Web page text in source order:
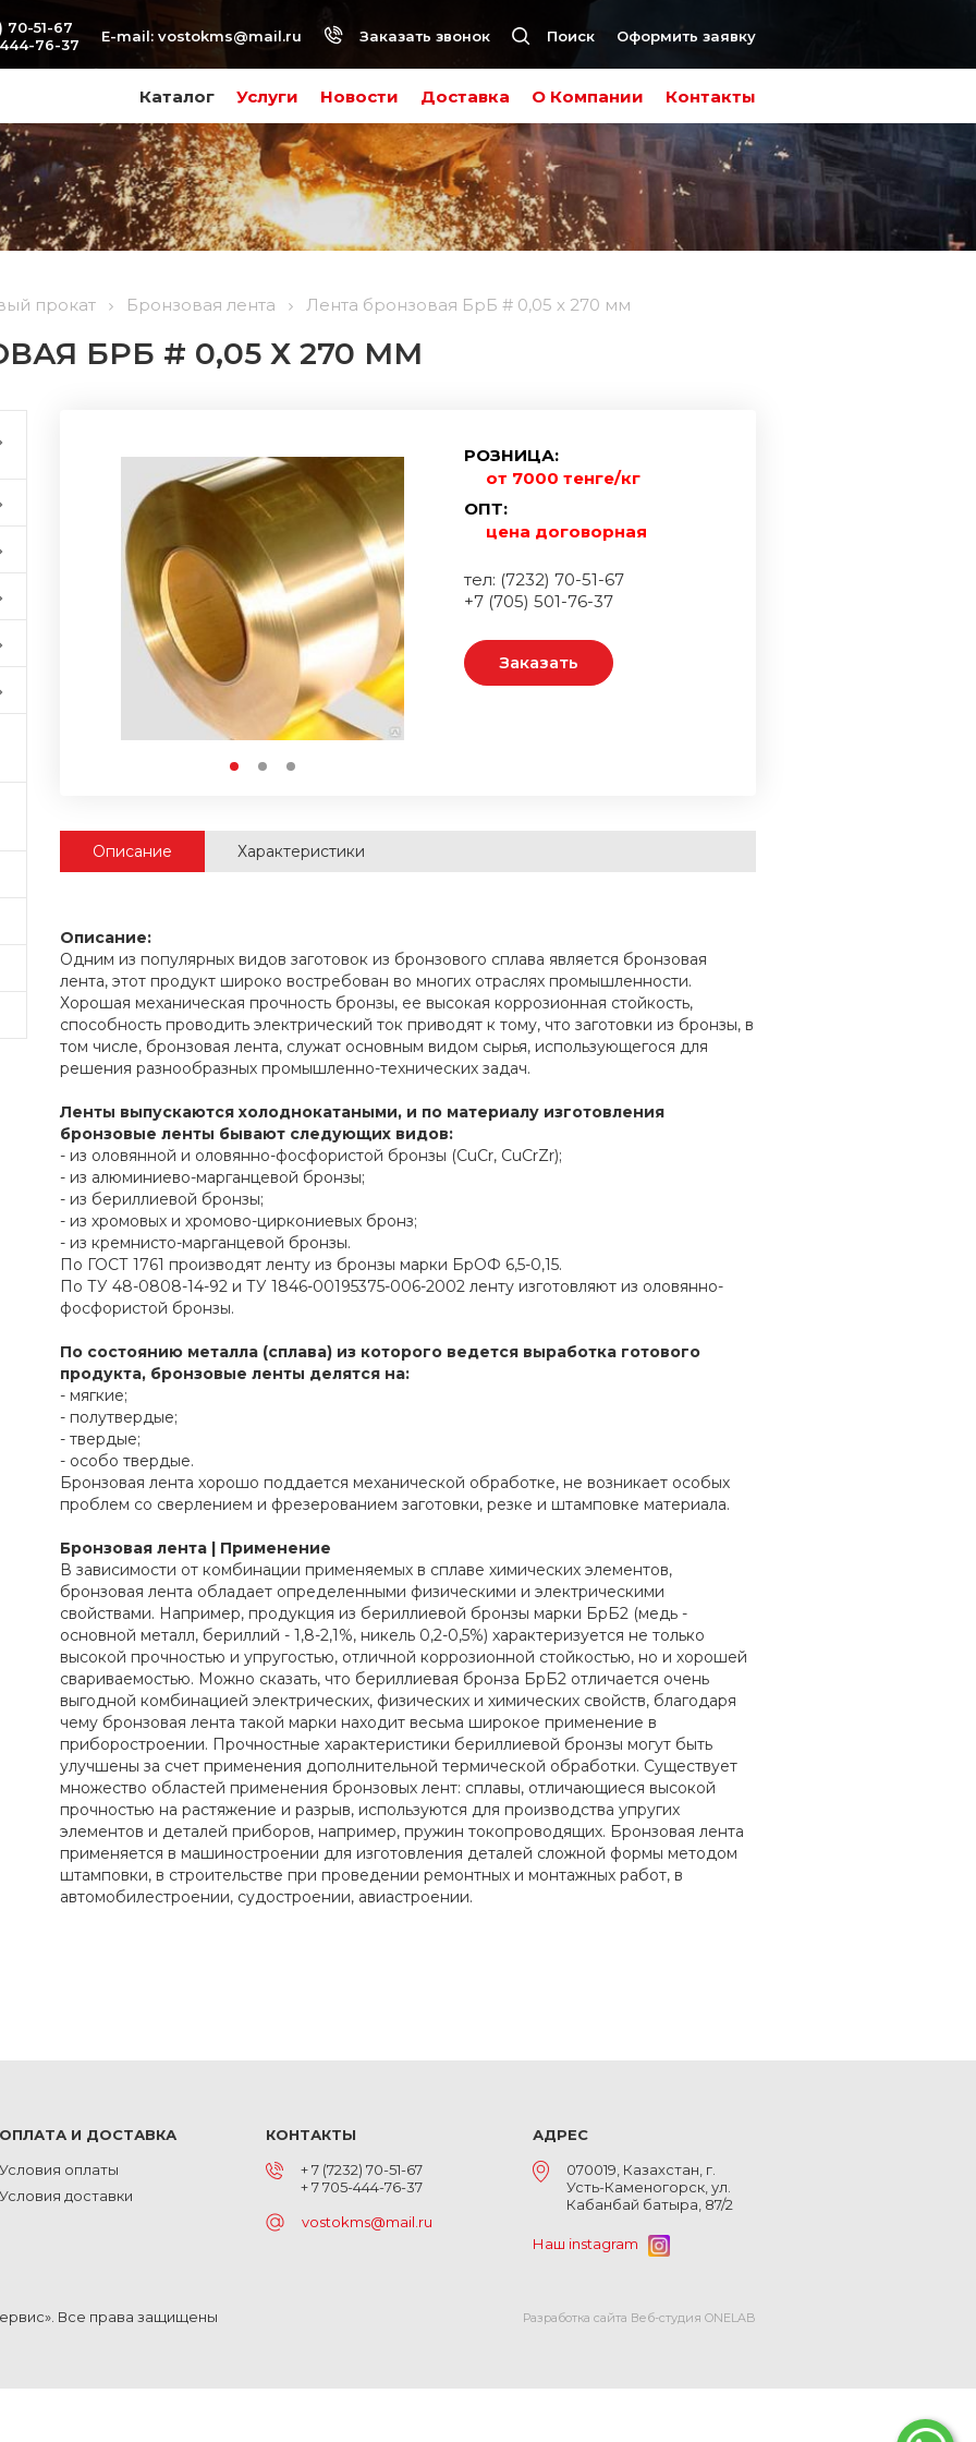
Каталог Услуги Новости Доставка О Компании Контакты
70-51-67
76-37
E-mail: vostokms@mail.ru Заказать звонок Поиск Оформить заявку
прокат Бронзовая лента Лента бронзовая БрБ # 0,05 х 270 мм
БРБ # 0,05 Х 270 ММ
РОЗНИЦА:
от 7000 тенге/кг
ОПТ:
цена договорная
тел: (7232) 70-51-67
+7 (705) 501-76-37
Заказать
Описание Характеристики
Описание:
Одним из популярных видов заготовок из бронзового сплава является бронзовая
лента, этот продукт широко востребован во многих отраслях промышленности.
Хорошая механическая прочность бронзы, ее высокая коррозионная стойкость,
способность проводить электрический ток приводят к тому, что заготовки из бронзы, в
том числе, бронзовая лента, служат основным видом сырья, использующегося для
решения разнообразных промышленно-технических задач.
Ленты выпускаются холоднокатаными, и по материалу изготовления
бронзовые ленты бывают следующих видов:
- из оловянной и оловянно-фосфористой бронзы (CuCr, СuCrZr);
- из алюминиево-марганцевой бронзы;
- из бериллиевой бронзы;
- из хромовых и хромово-циркониевых бронз;
- из кремнисто-марганцевой бронзы.
По ГОСТ 1761 производят ленту из бронзы марки БрОФ 6,5-0,15.
По ТУ 48-0808-14-92 и ТУ 1846-00195375-006-2002 ленту изготовляют из оловянно-
фосфористой бронзы.
По состоянию металла (сплава) из которого ведется выработка готового
продукта, бронзовые ленты делятся на:
- мягкие;
- полутвердые;
- твердые;
- особо твердые.
Бронзовая лента хорошо поддается механической обработке, не возникает особых
проблем со сверлением и фрезерованием заготовки, резке и штамповке материала.
Бронзовая лента | Применение
В зависимости от комбинации применяемых в сплаве химических элементов,
бронзовая лента обладает определенными физическими и электрическими
свойствами. Например, продукция из бериллиевой бронзы марки БрБ2 (медь -
основной металл, бериллий - 1,8-2,1%, никель 0,2-0,5%) характеризуется не только
высокой прочностью и упругостью, отличной коррозионной стойкостью, но и хорошей
свариваемостью. Можно сказать, что бериллиевая бронза БрБ2 отличается очень
выгодной комбинацией электрических, физических и химических свойств, благодаря
чему бронзовая лента такой марки находит весьма широкое применение в
приборостроении. Прочностные характеристики бериллиевой бронзы могут быть
улучшены за счет применения дополнительной термической обработки. Существует
множество областей применения бронзовых лент: сплавы, отличающиеся высокой
прочностью на растяжение и разрыв, используются для производства упругих
элементов и деталей приборов, например, пружин токопроводящих. Бронзовая лента
применяется в машиностроении для изготовления деталей сложной формы методом
штамповки, в строительстве при проведении ремонтных и монтажных работ, в
автомобилестроении, судостроении, авиастроении.
ОПЛАТА И ДОСТАВКА
Условия оплаты
Условия доставки
КОНТАКТЫ
+ 7 (7232) 70-51-67
+ 7 705-444-76-37
vostokms@mail.ru
АДРЕС
070019, Казахстан, г.
Усть-Каменогорск, ул.
Кабанбай батыра, 87/2
Наш instagram
Все права защищены Разработка сайта Веб-студия ONELAB